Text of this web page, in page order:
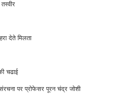
देते मिलता
चढाई
पर प्रोफेसर पूरन चंद्र जोशी